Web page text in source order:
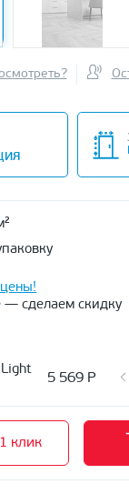
— сделаем скидку
Light
5 569 Р
клик